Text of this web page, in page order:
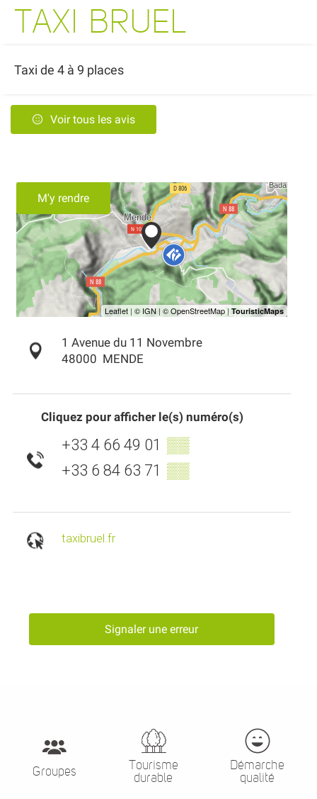
TAXI BRUEL
Taxi de 4 à 9 places
Voir tous les avis
M'y rendre
1 Avenue du 11 Novembre
48000 MENDE
Cliquez pour afficher le(s) numéro(s)
+33 4 66 49 01 ▒▒
+33 6 84 63 71 ▒▒
taxibruel.fr
Signaler une erreur
Groupes
Tourisme
durable
Démarche
qualité